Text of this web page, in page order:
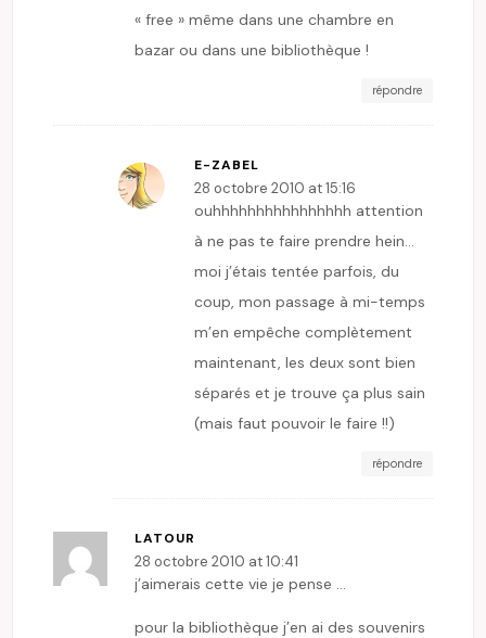
« free » même dans une chambre en
bazar ou dans une bibliothèque !
répondre
E-ZABEL
28 octobre 2010 at 15:16
ouhhhhhhhhhhhhhhhh attention
à ne pas te faire prendre hein…
moi j’étais tentée parfois, du
coup, mon passage à mi-temps
m’en empêche complètement
maintenant, les deux sont bien
séparés et je trouve ça plus sain
(mais faut pouvoir le faire !!)
répondre
LATOUR
28 octobre 2010 at 10:41
j’aimerais cette vie je pense …
pour la bibliothèque j’en ai des souvenirs